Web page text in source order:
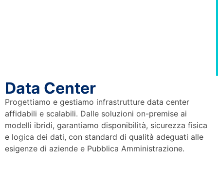
Data Center
Progettiamo e gestiamo infrastrutture data center
affidabili e scalabili. Dalle soluzioni on-premise ai
modelli ibridi, garantiamo disponibilità, sicurezza fisica
e logica dei dati, con standard di qualità adeguati alle
esigenze di aziende e Pubblica Amministrazione.